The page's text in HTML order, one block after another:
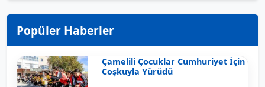
Popüler Haberler
Çamelili Çocuklar Cumhuriyet İçin
Coşkuyla Yürüdü